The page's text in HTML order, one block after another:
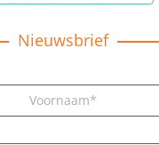
Nieuwsbrief